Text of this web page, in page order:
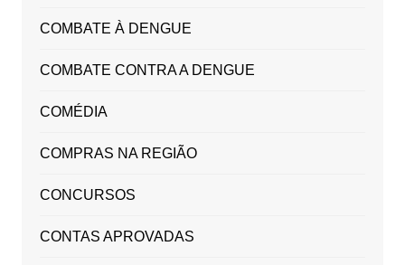
COMBATE À DENGUE
COMBATE CONTRA A DENGUE
COMÉDIA
COMPRAS NA REGIÃO
CONCURSOS
CONTAS APROVADAS